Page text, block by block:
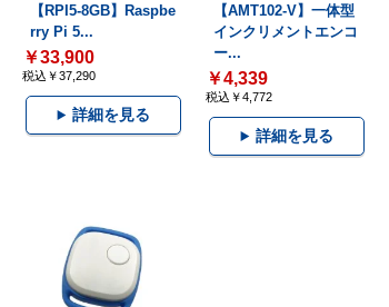
【RPI5-8GB】Raspbe
rry Pi 5...
￥33,900
税込￥37,290
詳細を見る
【AMT102-V】一体型
インクリメントエンコ
ー...
￥4,339
税込￥4,772
詳細を見る